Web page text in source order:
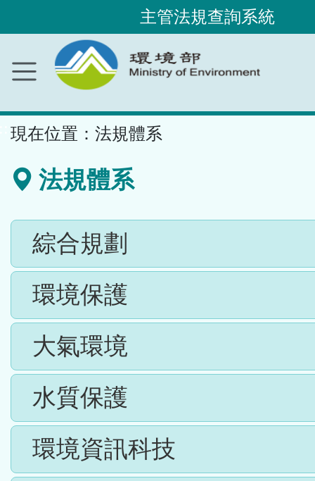
內
容
主管法規查詢系統
現在位置： 法規體系
法規體系
綜合規劃
環境保護
大氣環境
水質保護
環境資訊科技